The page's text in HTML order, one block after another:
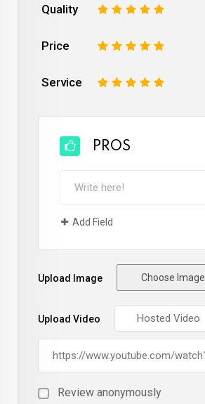
Quality 5
4
3
2
Price 5
4
3
2
Service 5
4
3
2
PROS
Add Field
Upload Image Choose Image
Upload Video
Review anonymously